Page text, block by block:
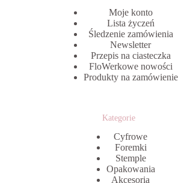
Moje konto
Lista życzeń
Śledzenie zamówienia
Newsletter
Przepis na ciasteczka
FloWerkowe nowości
Produkty na zamówienie
Kategorie
Cyfrowe
Foremki
Stemple
Opakowania
Akcesoria